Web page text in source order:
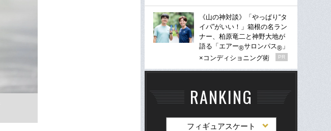
《山の神対談》「やっぱり“タ
イパ”がいい！」箱根の名ラン
ナー、柏原竜二と神野大地が
語る「エアー®サロンパス® 」
×コンディショニング術
PR
RANKING
フィギュアスケート